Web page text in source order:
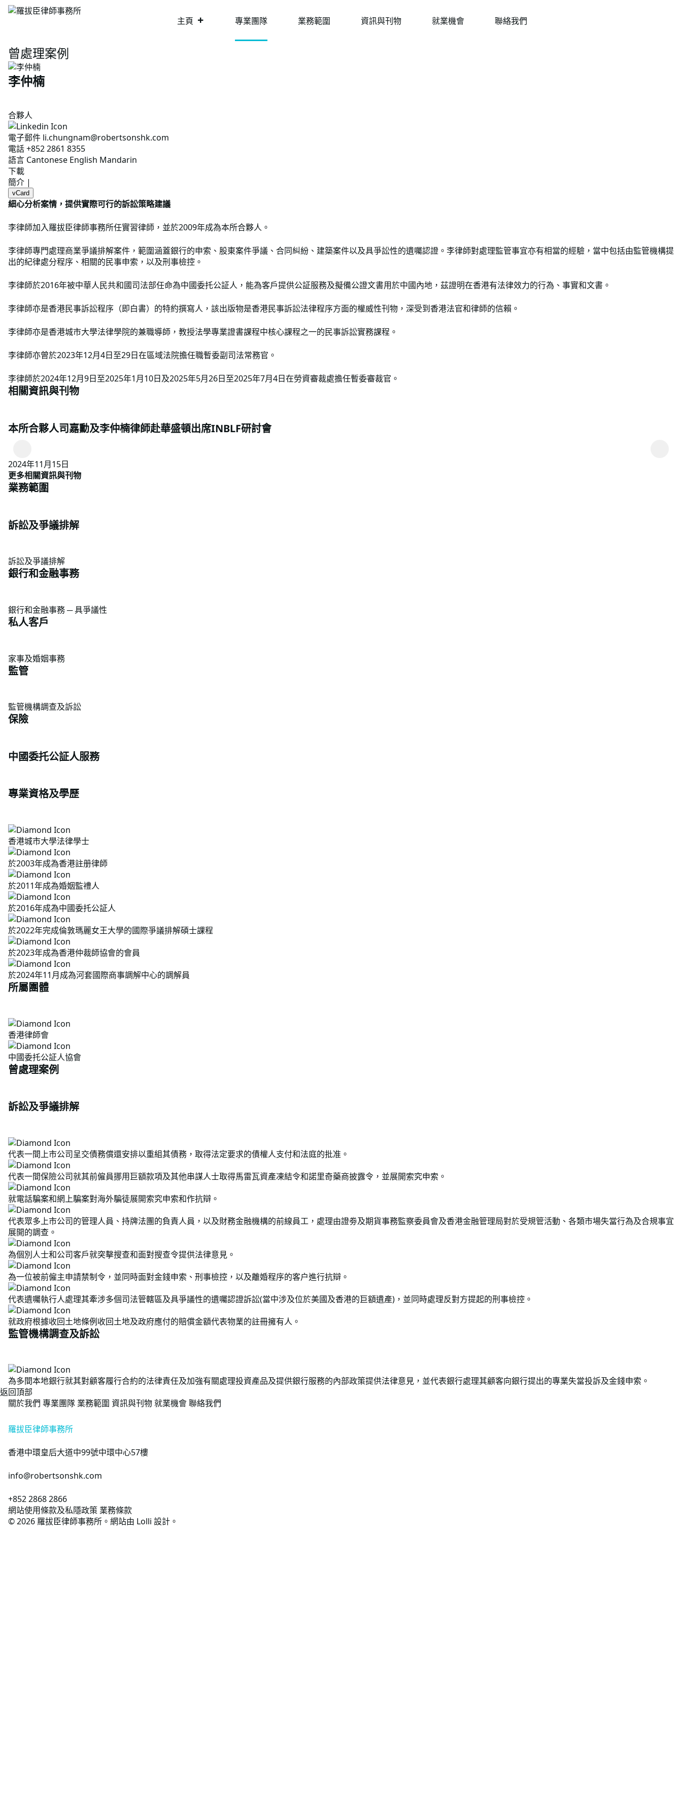
主頁 專業團隊 業務範圍 資訊與刊物 就業機會 聯絡我們
主頁__專業團隊__李仲楠
概覽
曾處理案例
李仲楠
合夥人
電子郵件 li.chungnam@robertsonshk.com
電話+852 2861 8355
語言 Cantonese English Mandarin
下載
簡介 |
vCard
細心分析案情，提供實際可行的訴訟策略建議
李律師加入羅拔臣律師事務所任實習律師，並於2009年成為本所合夥人。
李律師專門處理商業爭議排解案件，範圍涵蓋銀行的申索、股東案件爭議、合同糾紛、建築案件以及具爭訟性的遺囑認證。李律師對處理監管事宜亦有相當的經驗，當中包括由監管機構提
出的紀律處分程序、相關的民事申索，以及刑事檢控。
李律師於2016年被中華人民共和國司法部任命為中國委托公証人，能為客戶提供公証服務及擬備公證文書用於中國內地，茲證明在香港有法律效力的行為、事實和文書。
李律師亦是香港民事訴訟程序（即白書）的特約撰寫人，該出版物是香港民事訴訟法律程序方面的權威性刊物，深受到香港法官和律師的信賴。
李律師亦是香港城市大學法律學院的兼職導師，教授法學專業證書課程中核心課程之一的民事訴訟實務課程。
李律師亦曾於2023年12月4日至29日在區域法院擔任職暫委副司法常務官。
李律師於2024年12月9日至2025年1月10日及2025年5月26日至2025年7月4日在勞資審裁處擔任暫委審裁官。
相關資訊與刊物
本所合夥人司嘉勳及李仲楠律師赴華盛頓出席INBLF研討會
2024年11月15日
更多相關資訊與刊物
業務範圍
訴訟及爭議排解
訴訟及爭議排解
銀行和金融事務
銀行和金融事務 ─ 具爭議性
私人客戶
家事及婚姻事務
監管
監管機構調查及訴訟
保險
中國委托公証人服務
專業資格及學歷
香港城市大學法律學士
於2003年成為香港註册律師
於2011年成為婚姻監禮人
於2016年成為中國委托公証人
於2022年完成倫敦瑪麗女王大學的國際爭議排解碩士課程
於2023年成為香港仲裁師協會的會員
於2024年11月成為河套國際商事調解中心的調解員
所屬團體
香港律師會
中國委托公証人協會
曾處理案例
訴訟及爭議排解
代表一間上市公司呈交債務償還安排以重組其債務，取得法定要求的債權人支付和法庭的批准。
代表一間保險公司就其前僱員挪用巨額款項及其他串謀人士取得馬雷瓦資產凍結令和諾里奇藥商披露令，並展開索究申索。
就電話騙案和網上騙案對海外騙徒展開索究申索和作抗辯。
代表眾多上市公司的管理人員、持牌法團的負責人員，以及財務金融機構的前線員工，處理由證劵及期貨事務監察委員會及香港金融管理局對於受規管活動、各類市場失當行為及合規事宜
展開的調查。
為個別人士和公司客戶就突擊搜查和面對搜查令提供法律意見。
為一位被前僱主申請禁制令，並同時面對金錢申索、刑事檢控，以及離婚程序的客户進行抗辯。
代表遺囑執行人處理其牽涉多個司法管轄區及具爭議性的遺囑認證訴訟(當中涉及位於美國及香港的巨額遺產)，並同時處理反對方提起的刑事檢控。
就政府根據收回土地條例收回土地及政府應付的賠償金額代表物業的註冊擁有人。
監管機構調查及訴訟
為多間本地銀行就其對顧客履行合約的法律責任及加強有關處理投資產品及提供銀行服務的內部政策提供法律意見，並代表銀行處理其顧客向銀行提出的專業失當投訴及金錢申索。
返回頂部
關於我們 專業團隊 業務範圍 資訊與刊物就業機會聯絡我們
羅拔臣律師事務所
香港中環皇后大道中99號中環中心57樓
info@robertsonshk.com
+852 2868 2866
網站使用條款及私隱政策 業務條款
©2026 羅拔臣律師事務所。網站由 Lolli 設計。